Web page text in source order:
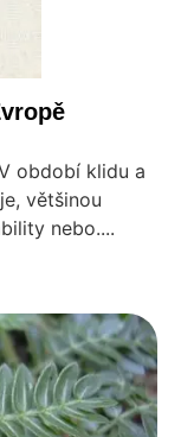
období klidu a
většinou
nebo....